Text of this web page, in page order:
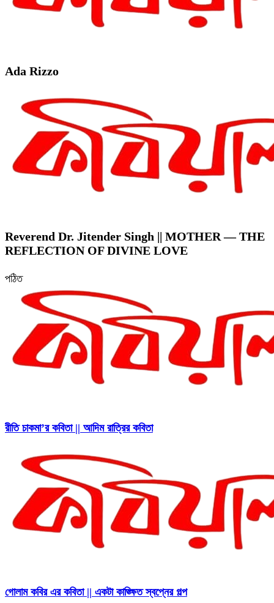
Ada Rizzo
Reverend Dr. Jitender Singh || MOTHER — THE
REFLECTION OF DIVINE LOVE
পঠিত
রীতি চাকমা’র কবিতা || আদিম রাত্রির কবিতা
গোলাম কবির এর কবিতা || একটা কাঙ্ক্ষিত স্বপ্নের গল্প